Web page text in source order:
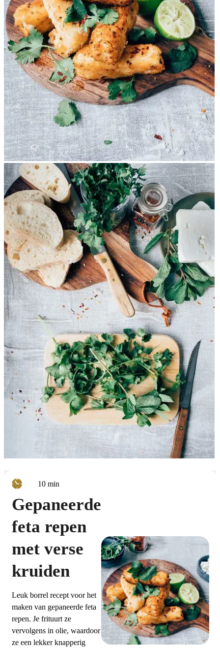
10minuten
min
Gepaneerde
feta repen
met verse
kruiden
Leuk borrel recept voor het
maken van gepaneerde feta
repen. Je frituurt ze
vervolgens in olie, waardoor
ze een lekker knapperig